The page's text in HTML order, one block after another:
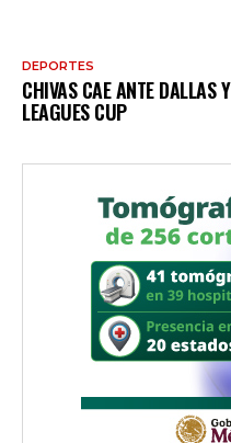
DEPORTES
CHIVAS CAE ANTE DALLAS
LEAGUES CUP